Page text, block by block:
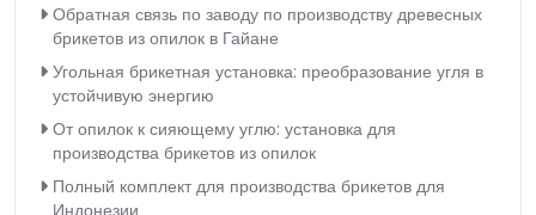
Обратная связь по заводу по производству древесных
брикетов из опилок в Гайане
Угольная брикетная установка: преобразование угля в
устойчивую энергию
От опилок к сияющему углю: установка для
производства брикетов из опилок
Полный комплект для производства брикетов для
Индонезии